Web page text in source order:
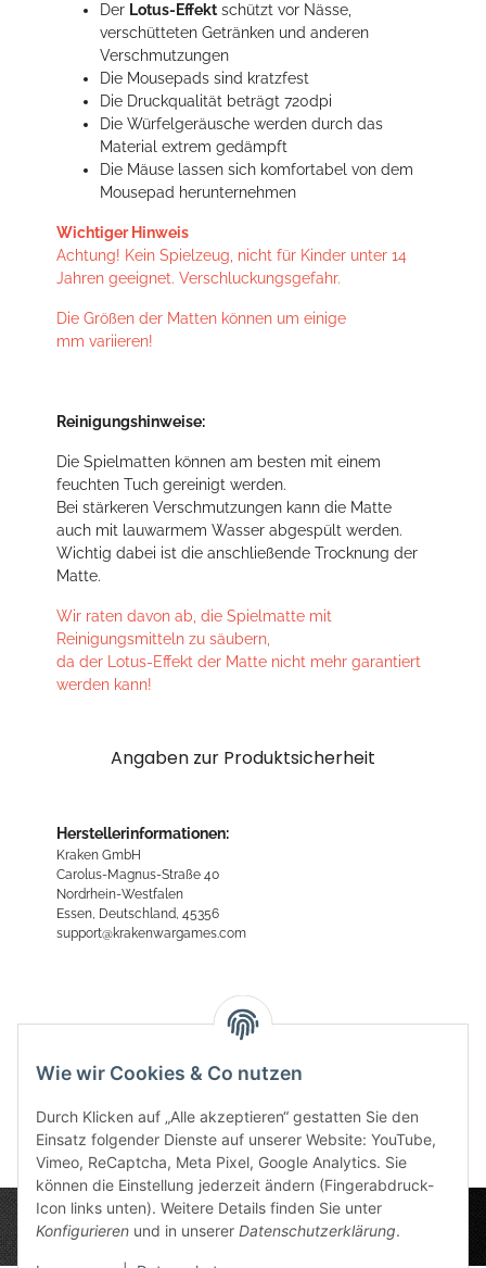
Der Lotus-Effekt schützt vor Nässe,
verschütteten Getränken und anderen
Verschmutzungen
Die Mousepads sind kratzfest
Die Druckqualität beträgt 720dpi
Die Würfelgeräusche werden durch das
Material extrem gedämpft
Die Mäuse lassen sich komfortabel von dem
Mousepad herunternehmen
Wichtiger Hinweis
Achtung! Kein Spielzeug, nicht für Kinder unter 14
Jahren geeignet. Verschluckungsgefahr.
Die Größen der Matten können um einige
mm variieren!
Reinigungshinweise:
Die Spielmatten können am besten mit einem
feuchten Tuch gereinigt werden.
Bei stärkeren Verschmutzungen kann die Matte
auch mit lauwarmem Wasser abgespült werden.
Wichtig dabei ist die anschließende Trocknung der
Matte.
Wir raten davon ab, die Spielmatte mit
Reinigungsmitteln zu säubern,
da der Lotus-Effekt der Matte nicht mehr garantiert
werden kann!
Angaben zur Produktsicherheit
Herstellerinformationen:
Kraken GmbH
Carolus-Magnus-Straße 40
Nordrhein-Westfalen
Essen, Deutschland, 45356
support@krakenwargames.com
Wie wir Cookies & Co nutzen
Durch Klicken auf „Alle akzeptieren“ gestatten Sie den
Einsatz folgender Dienste auf unserer Website: YouTube,
Vimeo, ReCaptcha, Meta Pixel, Google Analytics. Sie
können die Einstellung jederzeit ändern (Fingerabdruck-
Icon links unten). Weitere Details finden Sie unter
Konfigurieren und in unserer Datenschutzerklärung.